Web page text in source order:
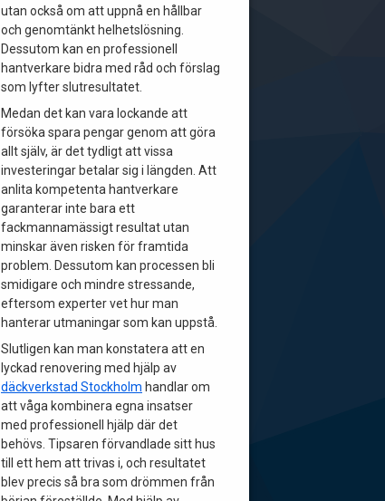
utan också om att uppnå en hållbar
och genomtänkt helhetslösning.
Dessutom kan en professionell
hantverkare bidra med råd och förslag
som lyfter slutresultatet.
Medan det kan vara lockande att
försöka spara pengar genom att göra
allt själv, är det tydligt att vissa
investeringar betalar sig i längden. Att
anlita kompetenta hantverkare
garanterar inte bara ett
fackmannamässigt resultat utan
minskar även risken för framtida
problem. Dessutom kan processen bli
smidigare och mindre stressande,
eftersom experter vet hur man
hanterar utmaningar som kan uppstå.
Slutligen kan man konstatera att en
lyckad renovering med hjälp av
däckverkstad Stockholm handlar om
att våga kombinera egna insatser
med professionell hjälp där det
behövs. Tipsaren förvandlade sitt hus
till ett hem att trivas i, och resultatet
blev precis så bra som drömmen från